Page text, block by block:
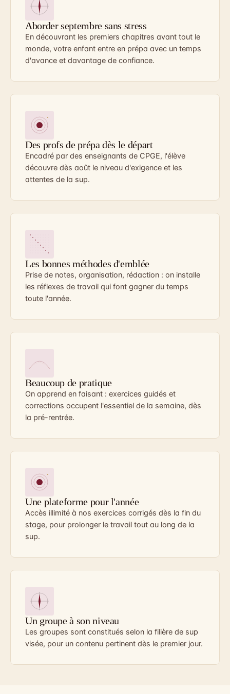
Aborder septembre sans stress
En découvrant les premiers chapitres avant tout le
monde, votre enfant entre en prépa avec un temps
d'avance et davantage de confiance.
Des profs de prépa dès le départ
Encadré par des enseignants de CPGE, l'élève
découvre dès août le niveau d'exigence et les
attentes de la sup.
Les bonnes méthodes d'emblée
Prise de notes, organisation, rédaction : on installe
les réflexes de travail qui font gagner du temps
toute l'année.
Beaucoup de pratique
On apprend en faisant : exercices guidés et
corrections occupent l'essentiel de la semaine, dès
la pré-rentrée.
Une plateforme pour l'année
Accès illimité à nos exercices corrigés dès la fin du
stage, pour prolonger le travail tout au long de la
sup.
Un groupe à son niveau
Les groupes sont constitués selon la filière de sup
visée, pour un contenu pertinent dès le premier jour.